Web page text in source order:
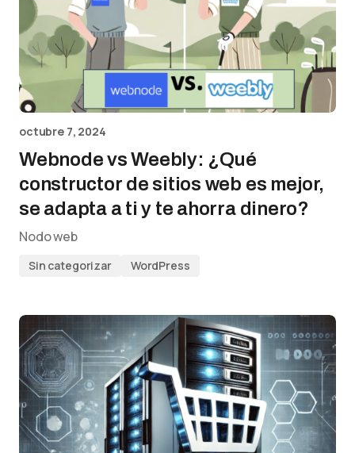
octubre 7, 2024
Webnode vs Weebly: ¿Qué
constructor de sitios web es mejor,
se adapta a ti y te ahorra dinero?
Nodo web
Sin categorizar WordPress